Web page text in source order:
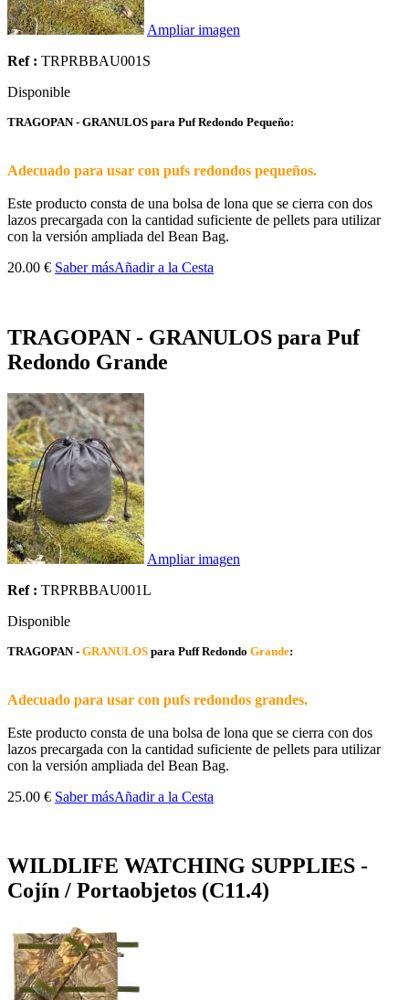
Ampliar imagen
Ref : TRPRBBAU001S
Disponible
TRAGOPAN - GRANULOS para Puf Redondo Pequeño:
Adecuado para usar con pufs redondos pequeños.
Este producto consta de una bolsa de lona que se cierra con dos
lazos precargada con la cantidad suficiente de pellets para utilizar
con la versión ampliada del Bean Bag.
20.00 € Saber másAñadir a la Cesta
TRAGOPAN - GRANULOS para Puf
Redondo Grande
Ampliar imagen
Ref : TRPRBBAU001L
Disponible
TRAGOPAN - GRANULOS para Puff Redondo Grande:
Adecuado para usar con pufs redondos grandes.
Este producto consta de una bolsa de lona que se cierra con dos
lazos precargada con la cantidad suficiente de pellets para utilizar
con la versión ampliada del Bean Bag.
25.00 € Saber másAñadir a la Cesta
WILDLIFE WATCHING SUPPLIES -
Cojín / Portaobjetos (C11.4)